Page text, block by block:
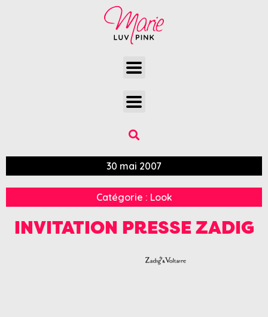
30 mai 2007
Catégorie : Look
INVITATION PRESSE ZADIG